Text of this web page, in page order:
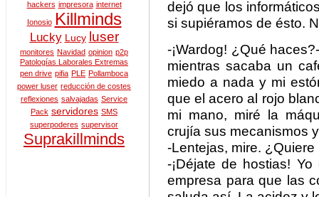
hackers impresora internet
Ionosio Killminds
Lucky Lucy luser
monitores Navidad opinion p2p
Patologías Laborales Extremas
pen drive pifia PLE Pollamboca
power luser reducción de costes
reflexiones salvajadas Service
Pack servidores SMS
superpoderes supervisor
Suprakillminds
dejó que los
si supiéramos de ésto.
-¡Wardog! ¿Qué
mientras sacaba un
miedo a nada y mi
que el acero al rojo
mi mano, miré la
crujía sus mecanismos
-Lentejas, mire. ¿Quiere
-¡Déjate de hostias!
empresa para que las